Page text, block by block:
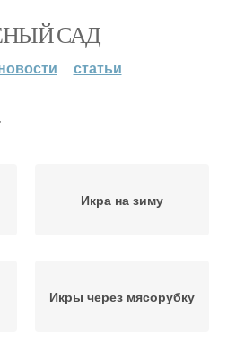
САД
статьи
Икра на зиму
Икры через мясорубку